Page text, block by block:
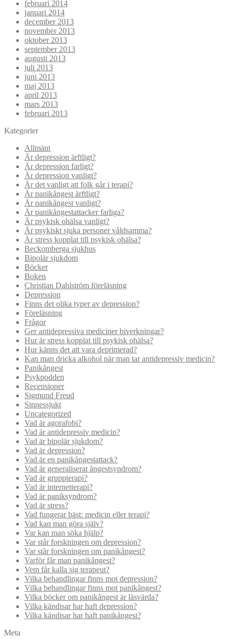
februari 2014
januari 2014
december 2013
november 2013
oktober 2013
september 2013
augusti 2013
juli 2013
juni 2013
maj 2013
april 2013
mars 2013
februari 2013
Kategorier
Allmänt
Är depression ärftligt?
Är depression farligt?
Är depression vanligt?
Är det vanligt att folk går i terapi?
Är panikångest ärftligt?
Är panikångest vanligt?
Är panikångestattacker farliga?
Är psykisk ohälsa vanligt?
Är psykiskt sjuka personer våldsamma?
Är stress kopplat till psykisk ohälsa?
Beckomberga sjukhus
Bipolär sjukdom
Böcker
Boken
Christian Dahlström föreläsning
Depression
Finns det olika typer av depression?
Föreläsning
Frågor
Ger antidepressiva mediciner biverkningar?
Hur är stress kopplat till psykisk ohälsa?
Hur känns det att vara deprimerad?
Kan man dricka alkohol när man tar antidepressiv medicin?
Panikångest
Psykpodden
Recensioner
Sigmund Freud
Sinnessjukt
Uncategorized
Vad är agorafobi?
Vad är antidepressiv medicin?
Vad är bipolär sjukdom?
Vad är depression?
Vad är en panikångestattack?
Vad är generaliserat ångestsyndrom?
Vad är gruppterapi?
Vad är internetterapi?
Vad är paniksyndrom?
Vad är stress?
Vad fungerar bäst: medicin eller terapi?
Vad kan man göra själv?
Var kan man söka hjälp?
Var står forskningen om depression?
Var står forskningen om panikångest?
Varför får man panikångest?
Vem får kalla sig terapeut?
Vilka behandlingar finns mot depression?
Vilka behandlingar finns mot panikångest?
Vilka böcker om panikångest är läsvärda?
Vilka kändisar har haft depression?
Vilka kändisar har haft panikångest?
Meta